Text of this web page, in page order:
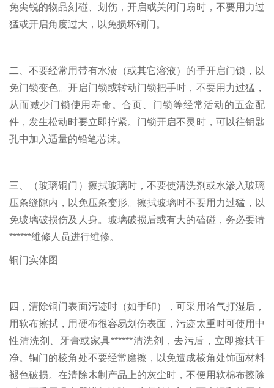
免尖锐的物品刻碰、划伤，开启或关闭门扇时，不要用力过
猛或开启角度过大，以免损坏铜门。
二、不要经常用带有水渍（或其它溶液）的手开启门锁，以
免门锁变色。开启门锁或转动门锁把手时，不要用力过猛，
从而减少门锁使用寿命。合页、门锁等经常活动的五金配
件，发生松动时要立即拧紧。门锁开启不灵时，可以往钥匙
孔中加入适量的铅笔芯沫。
三、（玻璃铜门）擦拭玻璃时，不要使清洗剂或水渗入玻璃
压条缝隙内，以免压条变形。擦拭玻璃时不要用力过猛，以
免玻璃破损伤及人身。玻璃破损后或有大的磕碰，务必要请
******维修人员进行维修。
铜门实体图
四，清除铜门表面污迹时（如手印），可采用哈气打湿后，
用软布擦拭，用硬布很容易划伤表面，污迹太重时可使用中
性清洗剂、牙膏或家具******清洗剂，去污后，立即擦拭干
净。铜门的棱角处不要经常磨擦，以免造成棱角处饰面材料
褪色破损。在清除木制产品上的灰尘时，不便用软棉布擦除